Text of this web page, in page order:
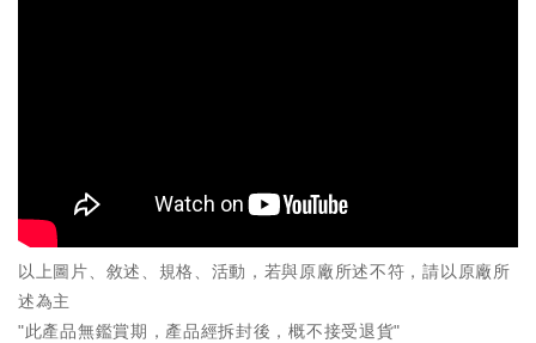
以上圖片、敘述、規格、活動，若與原廠所述不符，請以原廠所
述為主
"此產品無鑑賞期，產品經拆封後，概不接受退貨"